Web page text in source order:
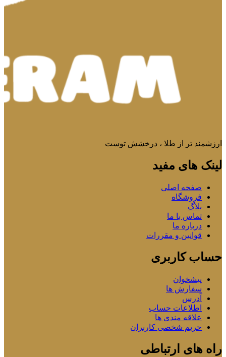
ارزشمند تر از طلا ، درخشش توست
لینک های مفید
صفحه اصلی
فروشگاه
بلاگ
تماس با ما
درباره ما
قوانین و مقررات
حساب کاربری
پیشخوان
سفارش ها
آدرس
اطلاعات حساب
علاقه مندی ها
حریم شخصی کاربران
راه های ارتباطی